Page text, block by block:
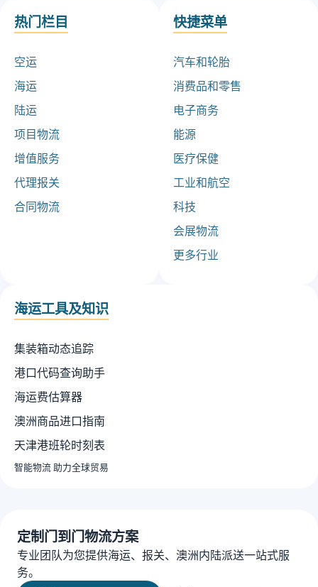
热门栏目
空运
海运
陆运
项目物流
增值服务
代理报关
合同物流
快捷菜单
汽车和轮胎
消费品和零售
电子商务
能源
医疗保健
工业和航空
科技
会展物流
更多行业
海运工具及知识
集装箱动态追踪
港口代码查询助手
海运费估算器
澳洲商品进口指南
天津港班轮时刻表
智能物流 助力全球贸易
定制门到门物流方案
专业团队为您提供海运、报关、澳洲内陆派送一站式服
务。